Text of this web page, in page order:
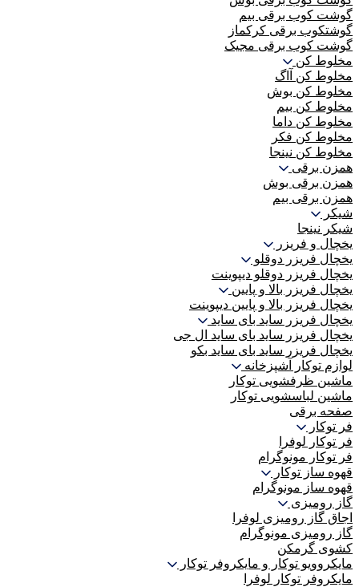
گوشت کوب برقی بیم
گوشتکوب برقی کرکماز
گوشت کوب برقی مجیک
مخلوط کن
مخلوط کن آاگ
مخلوط کن بوش
مخلوط کن بیم
مخلوط کن داما
مخلوط کن فکر
مخلوط کن نینجا
همزن برقی
همزن برقی بوش
همزن برقی بیم
شیکر
شیکر نینجا
یخچال و فریزر
یخچال فریزر دوقلو
یخچال فریزر دوقلو دیپوینت
یخچال فریزر بالا و پایین
یخچال فریزر بالا و پایین دیپوینت
یخچال فریزر ساید بای ساید
یخچال فریزر ساید بای ساید ال جی
یخچال فریزر ساید بای ساید بکو
لوازم توکار آشپزخانه
ماشین ظرفشویی توکار
ماشین لباسشویی توکار
صفحه برقی
فر توکار
فر توکار لوفرا
فر توکار مونوگرام
قهوه ساز توکار
قهوه ساز مونوگرام
گاز رومیزی
اجاق گاز رومیزی لوفرا
گاز رومیزی مونوگرام
کشوی گرمکن
مایکروویو توکار و مایکروفر توکار
مایکروفر توکار لوفرا